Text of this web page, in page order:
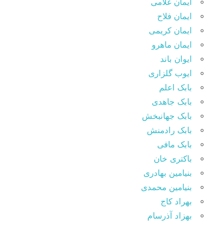
ایمان غلامی
ایمان فلاح
ایمان کریمی
ایمان ماهرو
ایوان باند
ایوب گلزاری
بابک اعلم
بابک جاهدی
بابک جهانبخش
بابک رادمنش
بابک مافی
باکتری خان
بنیامین بهادری
بنیامین محمدی
بهراد کاج
بهزاد آذرسام